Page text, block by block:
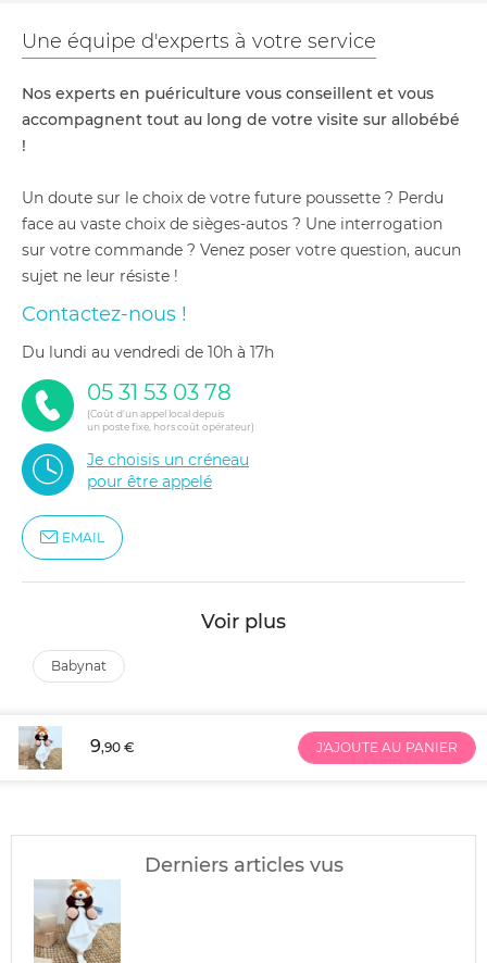
Une équipe d'experts à votre service
Nos experts en puériculture vous conseillent et vous
accompagnent tout au long de votre visite sur allobébé
!
Un doute sur le choix de votre future poussette ? Perdu
face au vaste choix de sièges-autos ? Une interrogation
sur votre commande ? Venez poser votre question, aucun
sujet ne leur résiste !
Contactez-nous !
du lundi au vendredi de 10h à 17h
05 31 53 03 78
(Coût d'un appel local depuis
un poste fixe, hors coût opérateur)
Je choisis un créneau
pour être appelé
EMAIL
Voir plus
babynat
9,90 € J'AJOUTE AU PANIER
Derniers articles vus